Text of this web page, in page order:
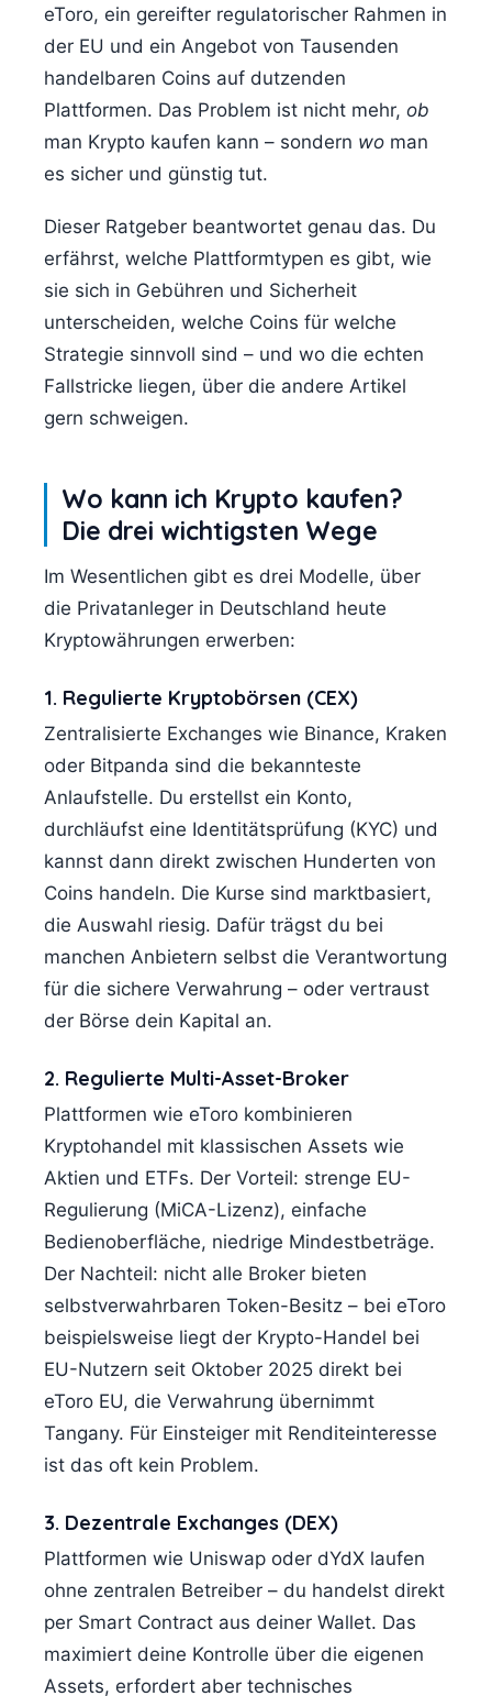
eToro, ein gereifter regulatorischer Rahmen in
der EU und ein Angebot von Tausenden
handelbaren Coins auf dutzenden
Plattformen. Das Problem ist nicht mehr, ob
man Krypto kaufen kann – sondern wo man
es sicher und günstig tut.
Dieser Ratgeber beantwortet genau das. Du
erfährst, welche Plattformtypen es gibt, wie
sie sich in Gebühren und Sicherheit
unterscheiden, welche Coins für welche
Strategie sinnvoll sind – und wo die echten
Fallstricke liegen, über die andere Artikel
gern schweigen.
Wo kann ich Krypto kaufen?
Die drei wichtigsten Wege
Im Wesentlichen gibt es drei Modelle, über
die Privatanleger in Deutschland heute
Kryptowährungen erwerben:
1. Regulierte Kryptobörsen (CEX)
Zentralisierte Exchanges wie Binance, Kraken
oder Bitpanda sind die bekannteste
Anlaufstelle. Du erstellst ein Konto,
durchläufst eine Identitätsprüfung (KYC) und
kannst dann direkt zwischen Hunderten von
Coins handeln. Die Kurse sind marktbasiert,
die Auswahl riesig. Dafür trägst du bei
manchen Anbietern selbst die Verantwortung
für die sichere Verwahrung – oder vertraust
der Börse dein Kapital an.
2. Regulierte Multi-Asset-Broker
Plattformen wie eToro kombinieren
Kryptohandel mit klassischen Assets wie
Aktien und ETFs. Der Vorteil: strenge EU-
Regulierung (MiCA-Lizenz), einfache
Bedienoberfläche, niedrige Mindestbeträge.
Der Nachteil: nicht alle Broker bieten
selbstverwahrbaren Token-Besitz – bei eToro
beispielsweise liegt der Krypto-Handel bei
EU-Nutzern seit Oktober 2025 direkt bei
eToro EU, die Verwahrung übernimmt
Tangany. Für Einsteiger mit Renditeinteresse
ist das oft kein Problem.
3. Dezentrale Exchanges (DEX)
Plattformen wie Uniswap oder dYdX laufen
ohne zentralen Betreiber – du handelst direkt
per Smart Contract aus deiner Wallet. Das
maximiert deine Kontrolle über die eigenen
Assets, erfordert aber technisches